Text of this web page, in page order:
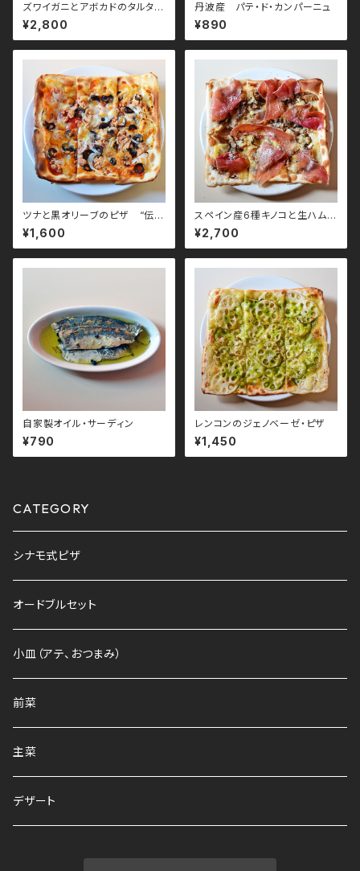
ズワイガニとアボカドのタルタル
茎わさびソースのピザ
¥2,800
丹波産 パテ・ド・カンパーニュ
¥890
ツナと黒オリーブのピザ “伝
説”
¥1,600
スペイン産6種キノコと生ハムの
ピザ
¥2,700
自家製オイル・サーディン
¥790
レンコンのジェノベーゼ・ピザ
¥1,450
CATEGORY
シナモ式ピザ
オードブルセット
小皿（アテ、おつまみ）
前菜
主菜
デザート